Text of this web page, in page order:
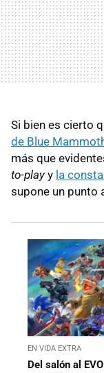
Si bien es cierto
de Blue
más que
to-playy la
supone un punto
EN VIDA EXTRA
Del salón al